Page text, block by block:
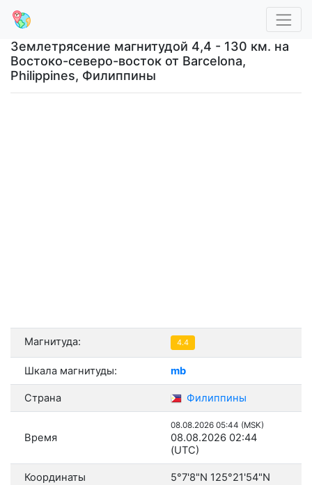
Землетрясение магнитудой 4,4 - 130 км. на
Востоко-северо-восток от Barcelona,
Philippines, Филиппины
Магнитуда: 4.4
Шкала магнитуды: mb
Страна Филиппины
Время
08.08.2026 05:44 (MSK)
08.08.2026 02:44
(UTC)
Координаты 5°7'8"N 125°21'54"N